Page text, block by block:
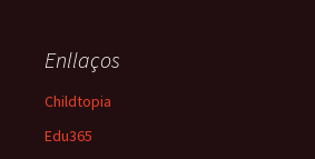
Enllaços
Childtopia
Edu365